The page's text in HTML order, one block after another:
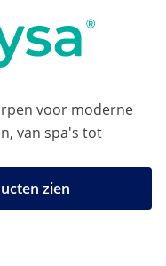
voor moderne
van spa's tot
zien